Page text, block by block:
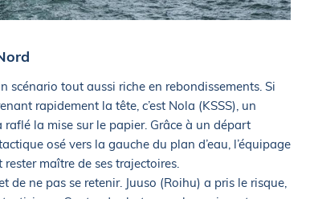
scénario tout aussi riche en rebondissements. Si
rapidement la tête, c’est Nola (KSSS), un
la mise sur le papier. Grâce à un départ
osé vers la gauche du plan d’eau, l’équipage
maître de ses trajectoires.
de ne pas se retenir. Juuso (Roihu) a pris le risque,